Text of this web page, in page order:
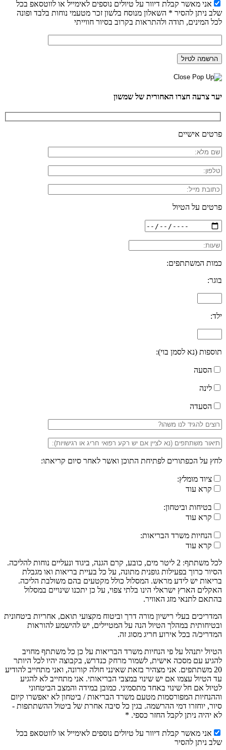
אני מאשר קבלת דיוור על טיולים נוספים לאימייל או לווטסאפ בכל
שלב ניתן להסיר * השאלון מנוסח בלשון זכר מטעמי נוחות בלבד ופונה
לכל המינים, תודה ולהתראות בקרוב בסיור חווייתי
יער צרעה חצרו האחורית של שמשון
פרטים אישיים
פרטים על הטיול
כמות המשתתפים:
בוגר:
ילד:
תוספות (נא לסמן בוי):
הסעה
לינה
הסעדה
לחץ על הכפתורים לפתיחת התוכן ואשר לאחר סיום קריאתו:
ציוד מומלץ:
קרא עוד
בטיחות וביטחון:
קרא עוד
הנחיות משרד הבריאות:
קרא עוד
לכל משתתף: 2 ליטר מים, כובע, קרם הגנה, ביגוד ונעליים נוחות להליכה.
הסיור כרוך בפעילות גופנית מתונה, על כל בעיית בריאות ואו מגבלת
בריאות יש לידע מראש. המסלול כולל מקטעים בהם משולבת הליכה.
האקלים הארץ ישראלי הינו בלתי צפוי, על כן יתכנו שינויים במסלול
בהתאם לתנאי מזג האוויר.
המדריכים בעלי רישיון מורה דרך וביטוח מקצועי תואם, אחריות ביטחונית
ובטיחותית במהלך הטיול הנה על המטיילים, יש להישמע להוראות
המדריכ/ה בכל אירוע חריג מסוג זה.
הטיול יתנהל על פי הנחיות משרד הבריאות על כן כל משתתף מחויב
להגיע עם מסכה אישית, לשמור מרחק כנדרש, בקבוצה יהיו לכל היותר
20 משתתפים. אני מצהיר בזאת שאינני חולה קורונה, ואני מתחייב להודיע
עד הטיול עצמו אם יש שינוי במצבי הבריאותי. אני מתחייב לא להגיע
לטיול אם חל שינוי באחד מתסמיני. כמובן במידה והמצב הביטחוני
וההנחיות המפורסמות מטעם משרד הבריאות / ביטחון לא יאפשרו קיום
סיור, יוחזרו דמי ההרשמה. בגין כל סיבה אחרת של ביטול ההשתתפות -
לא יהיה ניתן לקבל החזר כספי. *
אני מאשר קבלת דיוור על טיולים נוספים לאימייל או לווטסאפ בכל
שלב ניתן להסיר